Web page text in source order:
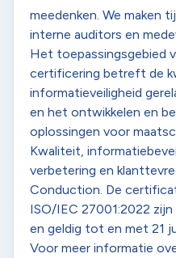
meedenken. We maken
interne auditors en
Het toepassingsgebied
certificering betreft de
informatieveiligheid
en het ontwikkelen en
oplossingen voor
Kwaliteit,
verbetering en
Conduction. De
ISO/IEC 27001:2022
en geldig tot en met 21
Voor meer informatie